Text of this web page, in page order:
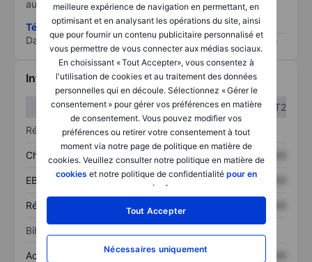
meilleure expérience de navigation en permettant, en
optimisant et en analysant les opérations du site, ainsi
que pour fournir un contenu publicitaire personnalisé et
vous permettre de vous connecter aux médias sociaux.
En choisissant « Tout Accepter», vous consentez à
l'utilisation de cookies et au traitement des données
personnelles qui en découle. Sélectionnez « Gérer le
consentement » pour gérer vos préférences en matière
de consentement. Vous pouvez modifier vos
préférences ou retirer votre consentement à tout
moment via notre page de politique en matière de
cookies. Veuillez consulter notre politique en matière de
cookies et notre politique de confidentialité pour en
savoir plus
Tout Accepter
Nécessaires uniquement
au risque le plus élevé).
Télécharger la méthodologie ESG (en anglais)
Data provided by
/
Informations financières
T1
T2
Résultats
Chiffre d’affaires XXXXXXX XXXXXXX
EBITDA XXXXXXX XXXXXXX
Résultat net
Bilan
Actif total XXXXXXX